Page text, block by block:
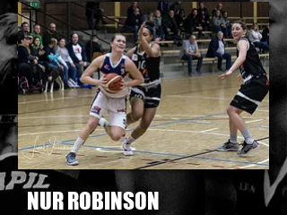
KROFDORF KNIGHTS
2015 - 2020
NUR ROBINSON